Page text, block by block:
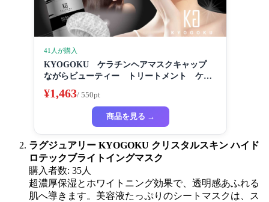
41人が購入
KYOGOKU ケラチンヘアマスクキャップ
ながらビューティー トリートメント ケラ
¥1,463/ 550pt
商品を見る →
ラグジュアリー KYOGOKU クリスタルスキン ハイド
ロテックブライトイングマスク
購入者数: 35人
超濃厚保湿とホワイトニング効果で、透明感あふれる
肌へ導きます。美容液たっぷりのシートマスクは、ス